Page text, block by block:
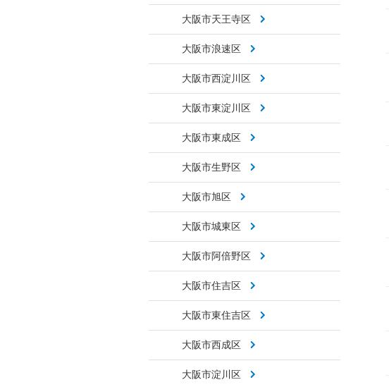
大阪市天王寺区
大阪市浪速区
大阪市西淀川区
大阪市東淀川区
大阪市東成区
大阪市生野区
大阪市旭区
大阪市城東区
大阪市阿倍野区
大阪市住吉区
大阪市東住吉区
大阪市西成区
大阪市淀川区